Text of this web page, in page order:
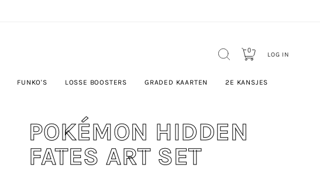
0
LOG IN
FUNKO'S LOSSE BOOSTERS GRADED KAARTEN 2E KANSJES
POKÉMON HIDDEN
FATES ART SET